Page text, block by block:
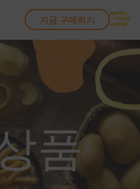
지금 구매하기
품